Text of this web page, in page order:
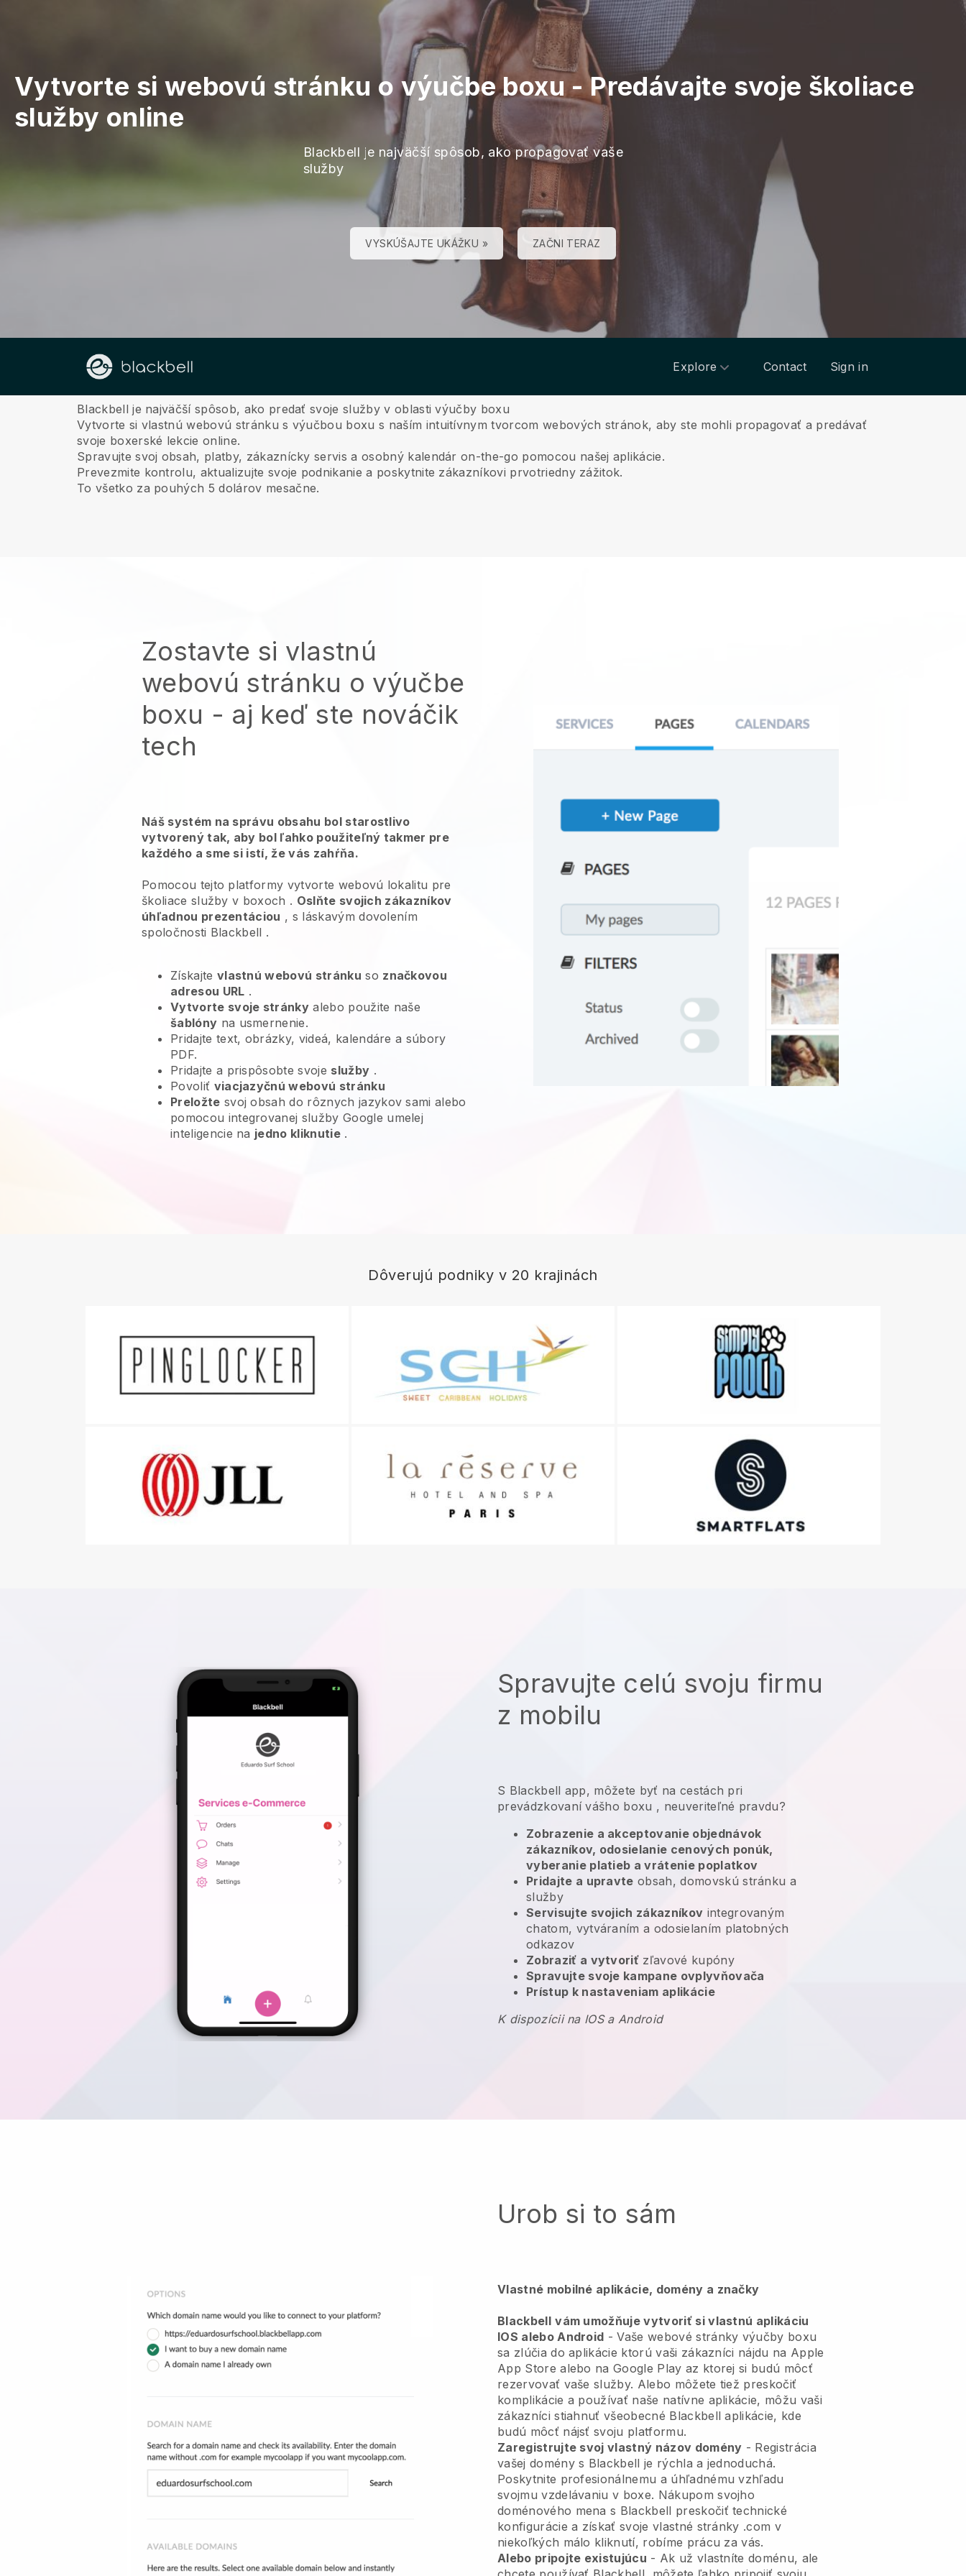
Vytvorte si webovú stránku o výučbe boxu-Predávajte svoje školiace
služby online
Blackbell je najväčší spôsob, ako propagovať vaše
služby
VYSKÚŠAJTE UKÁŽKU » ZAČNI TERAZ
Explore Contact Sign in
O nás
Blackbell je najväčší spôsob, ako predať svoje služby v oblasti výučby boxu
Vytvorte si vlastnú webovú stránku s výučbou boxu s naším intuitívnym tvorcom webových stránok, aby ste mohli propagovať a predávať
svoje boxerské lekcie online.
Spravujte svoj obsah, platby, zákaznícky servis a osobný kalendár on-the-go pomocou našej aplikácie.
Prevezmite kontrolu, aktualizujte svoje podnikanie a poskytnite zákazníkovi prvotriedny zážitok.
To všetko za pouhých 5 dolárov mesačne.
Zostavte si vlastnú
webovú stránku o výučbe
boxu - aj keď ste nováčik
tech
Náš systém na správu obsahu bol starostlivo
vytvorený tak, aby bol ľahko použiteľný takmer pre
každého a sme si istí, že vás zahŕňa.
Pomocou tejto platformy vytvorte webovú lokalitu pre
školiace služby v boxoch . Oslňte svojich zákazníkov
úhľadnou prezentáciou , s láskavým dovolením
spoločnosti Blackbell .
Získajte vlastnú webovú stránku so značkovou
adresou URL .
Vytvorte svoje stránky alebo použite naše
šablóny na usmernenie.
Pridajte text, obrázky, videá, kalendáre a súbory
PDF.
Pridajte a prispôsobte svoje služby .
Povoliť viacjazyčnú webovú stránku
Preložte svoj obsah do rôznych jazykov sami alebo
pomocou integrovanej služby Google umelej
inteligencie na jedno kliknutie.
Dôverujú podniky v 20 krajinách
Spravujte celú svoju firmu
z mobilu
S Blackbell app, môžete byť na cestách pri
prevádzkovaní vášho boxu , neuveriteľné pravdu?
Zobrazenie a akceptovanie objednávok
zákazníkov, odosielanie cenových ponúk,
vyberanie platieb a vrátenie poplatkov
Pridajte a upravte obsah, domovskú stránku a
služby
Servisujte svojich zákazníkov integrovaným
chatom, vytváraním a odosielaním platobných
odkazov
Zobraziť a vytvoriť zľavové kupóny
Spravujte svoje kampane ovplyvňovača
Prístup k nastaveniam aplikácie
K dispozícii na IOS a Android
Urob si to sám
Vlastné mobilné aplikácie, domény a značky
Blackbell vám umožňuje vytvoriť si vlastnú aplikáciu
IOS alebo Android -Vaše webové stránky výučby boxu
sa zlúčia do aplikácie ktorú vaši zákazníci nájdu na Apple
App Store alebo na Google Play az ktorej si budú môcť
rezervovať vaše služby. Alebo môžete tiež preskočiť
komplikácie a používať naše natívne aplikácie, môžu vaši
zákazníci stiahnuť všeobecné Blackbell aplikácie, kde
budú môcť nájsť svoju platformu.
Zaregistrujte svoj vlastný názov domény - Registrácia
vašej domény s Blackbell je rýchla a jednoduchá.
Poskytnite profesionálnemu a úhľadnému vzhľadu
svojmu vzdelávaniu v boxe. Nákupom svojho
doménového mena s Blackbell preskočiť technické
konfigurácie a získať svoje vlastné stránky .com v
niekoľkých málo kliknutí, robíme prácu za vás.
Alebo pripojte existujúcu - Ak už vlastníte doménu, ale